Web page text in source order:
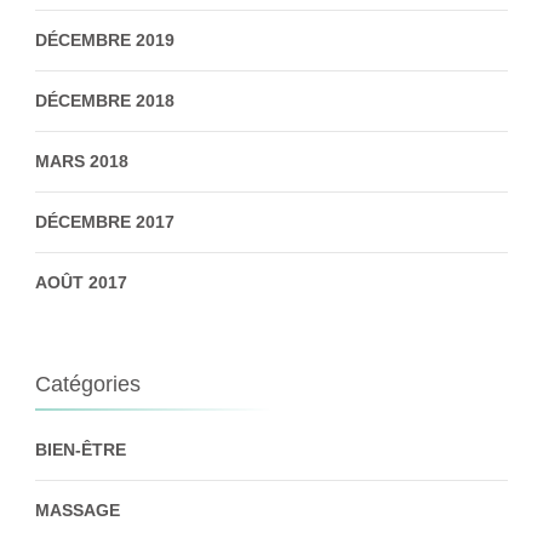
DÉCEMBRE 2019
DÉCEMBRE 2018
MARS 2018
DÉCEMBRE 2017
AOÛT 2017
Catégories
BIEN-ÊTRE
MASSAGE